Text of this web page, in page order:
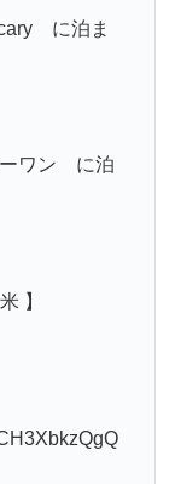
に泊ま
ーワン に泊
】